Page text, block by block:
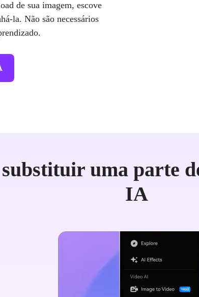
de sua imagem, escove
la. Não são necessários
uma parte
IA